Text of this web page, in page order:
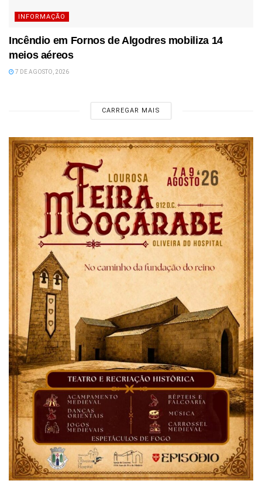
INFORMAÇÃO
Incêndio em Fornos de Algodres mobiliza 14
meios aéreos
7 DE AGOSTO, 2026
CARREGAR MAIS